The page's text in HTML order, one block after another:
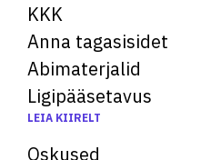
KKK
Anna tagasisidet
Abimaterjalid
Ligipääsetavus
LEIA KIIRELT
Oskused